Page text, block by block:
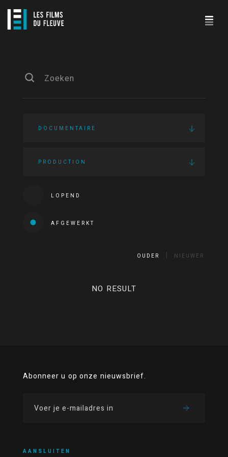
DOCUMENTAIRE
PRODUCTION
LOPEND
AFGEWERKT
OUDER NIEUWER
NO RESULT
Abonneer u op onze nieuwsbrief.
AANSLUITEN